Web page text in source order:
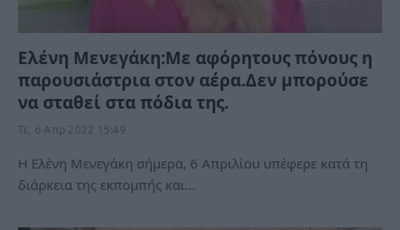
Ελένη Μενεγάκη:Με αφόρητους πόνους η
παρουσιάστρια στον αέρα.Δεν μπορούσε
να σταθεί στα πόδια της.
Τε, 6 Απρ 2022 15:49
Η Ελένη Μενεγάκη σήμερα, 6 Απριλίου υπέφερε κατά τη
διάρκεια της εκπομπής και…